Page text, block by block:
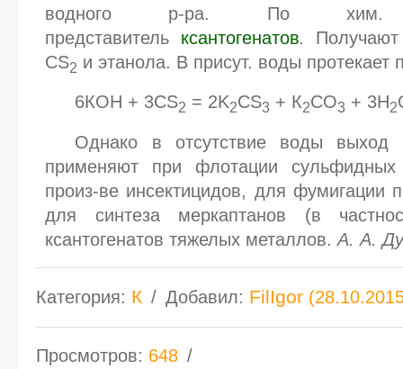
водного р-ра. По хим. св-
представитель
ксантогенатов.
CS2 и этанола. В присут. воды протекает
6КОН + 3CS2 = 2K2CS3 + К2СО3 + 3Н2
Однако в отсутствие воды выход
применяют при флотации
произ-ве инсектицидов, для фумигации
для синтеза меркаптанов (в
ксантогенатов тяжелых металлов. А. А.
Категория: К Добавил: FilIgor
Просмотров: 648